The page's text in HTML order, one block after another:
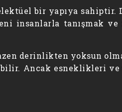
bir yapıya sahiptir.
insanlarla tanışmak ve
derinlikten yoksun
Ancak esneklikleri